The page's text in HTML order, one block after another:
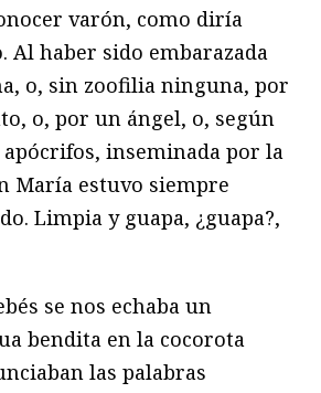
varón, como diría
Al haber sido embarazada
o, sin zoofilia ninguna, por
o, por un ángel, o, según
inseminada por la
María estuvo siempre
Limpia y guapa, ¿guapa?,
se nos echaba un
bendita en la cocorota
las palabras